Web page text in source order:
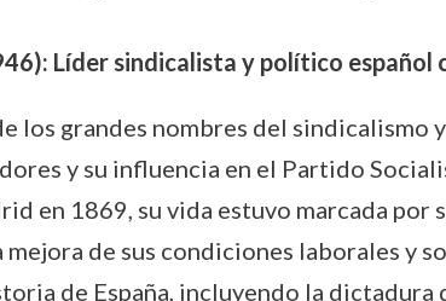
Líder sindicalista y político español
los grandes nombres del sindicalismo
y su influencia en el Partido
en 1869, su vida estuvo marcada
de sus condiciones laborales y
de España, incluyendo la dictadura